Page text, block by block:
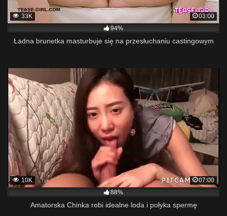
33K
03:00
94%
Ładna brunetka masturbuje się na przesłuchaniu castingowym
10K
07:00
88%
Amatorska Chinka robi idealne loda i połyka spermę